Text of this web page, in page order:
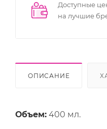
Доступные
на лучшие
ОПИСАНИЕ
Объем: 400 мл.